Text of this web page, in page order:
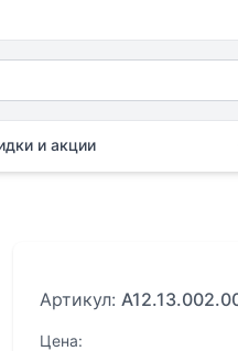
и акции
Артикул:
Цена: